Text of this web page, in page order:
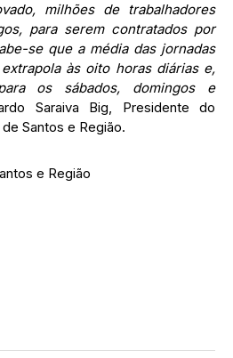
milhões de trabalhadores
para serem contratados por
se que a média das jornadas
às oito horas diárias e,
os sábados, domingos e
Saraiva Big, Presidente do
Santos e Região.
e Região